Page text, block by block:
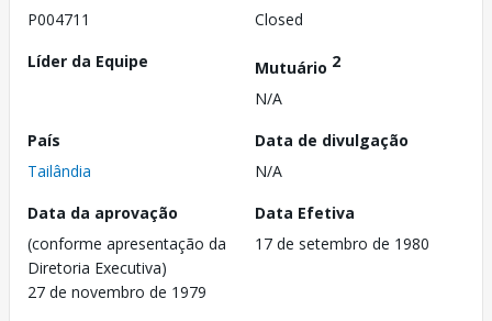
P004711
Closed
Líder da Equipe
Mutuário 2
N/A
País
Tailândia
Data de divulgação
N/A
Data da aprovação
(conforme apresentação da
Diretoria Executiva)
27 de novembro de 1979
Data Efetiva
17 de setembro de 1980